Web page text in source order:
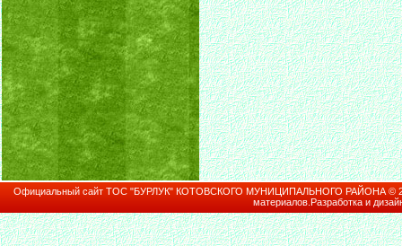
Официальный сайт ТОС "БУРЛУК" КОТОВСКОГО МУНИЦИПАЛЬНОГО РАЙОНА ©
материалов.Разработка и